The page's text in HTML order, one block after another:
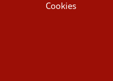
Cookies